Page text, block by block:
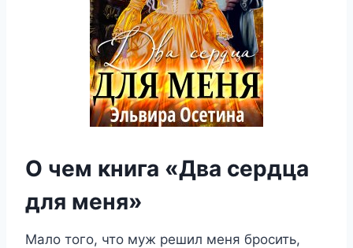
О чем книга «Два сердца
для меня»
Мало того, что муж решил меня бросить,